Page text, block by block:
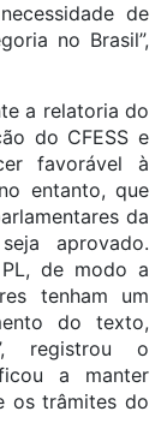
de
no Brasil”,
a relatoria do
do CFESS e
favorável à
entanto, que
da
aprovado.
de modo a
tenham um
do texto,
registrou o
a manter
os trâmites do